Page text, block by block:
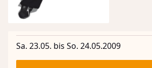
Sa. 23.05. bis So. 24.05.2009